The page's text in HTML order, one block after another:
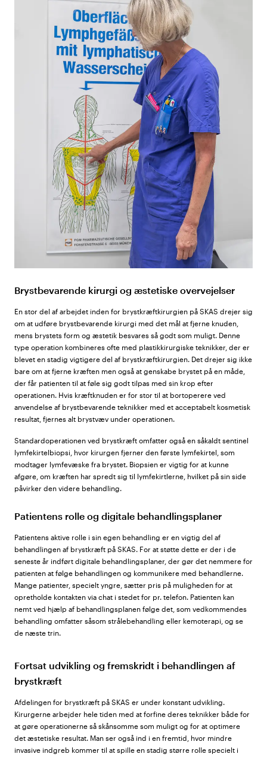
Brystbevarende kirurgi og æstetiske overvejelser
En stor del af arbejdet inden for brystkræftkirurgien på SKAS drejer sig
om at udføre brystbevarende kirurgi med det mål at fjerne knuden,
mens brystets form og æstetik besvares så godt som muligt. Denne
type operation kombineres ofte med plastikkirurgiske teknikker, der er
blevet en stadig vigtigere del af brystkræftkirurgien. Det drejer sig ikke
bare om at fjerne kræften men også at genskabe brystet på en måde,
der får patienten til at føle sig godt tilpas med sin krop efter
operationen. Hvis kræftknuden er for stor til at bortoperere ved
anvendelse af brystbevarende teknikker med et acceptabelt kosmetisk
resultat, fjernes alt brystvæv under operationen.
Standardoperationen ved brystkræft omfatter også en såkaldt sentinel
lymfekirtelbiopsi, hvor kirurgen fjerner den første lymfekirtel, som
modtager lymfevæske fra brystet. Biopsien er vigtig for at kunne
afgøre, om kræften har spredt sig til lymfekirtlerne, hvilket på sin side
påvirker den videre behandling.
Patientens rolle og digitale behandlingsplaner
Patientens aktive rolle i sin egen behandling er en vigtig del af
behandlingen af brystkræft på SKAS. For at støtte dette er der i de
seneste år indført digitale behandlingsplaner, der gør det nemmere for
patienten at følge behandlingen og kommunikere med behandlerne.
Mange patienter, specielt yngre, sætter pris på muligheden for at
opretholde kontakten via chat i stedet for pr. telefon. Patienten kan
nemt ved hjælp af behandlingsplanen følge det, som vedkommendes
behandling omfatter såsom strålebehandling eller kemoterapi, og se
de næste trin.
Fortsat udvikling og fremskridt i behandlingen af
brystkræft
Afdelingen for brystkræft på SKAS er under konstant udvikling.
Kirurgerne arbejder hele tiden med at forfine deres teknikker både for
at gøre operationerne så skånsomme som muligt og for at optimere
det æstetiske resultat. Man ser også ind i en fremtid, hvor mindre
invasive indgreb kommer til at spille en stadig større rolle specielt i